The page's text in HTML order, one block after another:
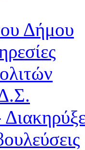
Δήμου